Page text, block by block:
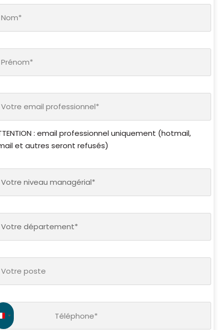
*
: email professionnel uniquement (hotmail,
et autres seront refusés)
Votre niveau managérial*
Votre département*
*
France +33